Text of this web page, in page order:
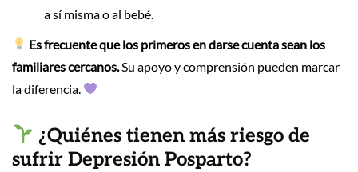
a sí misma o al bebé.
Es frecuente que los primeros en darse cuenta sean los
familiares cercanos. Su apoyo y comprensión pueden marcar
la diferencia.
¿Quiénes tienen más riesgo de
sufrir Depresión Posparto?